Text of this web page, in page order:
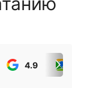
4.9